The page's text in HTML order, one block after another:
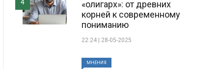
«олигарх»: от древних
корней к современному
пониманию
22:24 | 28-05-2025
4
МНЕНИЯ